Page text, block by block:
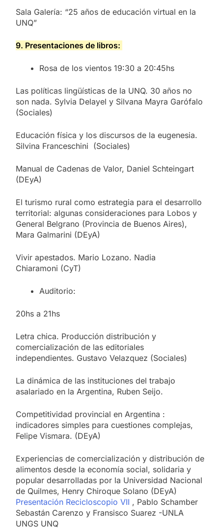
Sala Galería: “25 años de educación virtual en la
UNQ”
9. Presentaciones de libros:
Rosa de los vientos 19:30 a 20:45hs
Las políticas lingüísticas de la UNQ. 30 años no
son nada. Sylvia Delayel y Silvana Mayra Garófalo
(Sociales)
Educación física y los discursos de la eugenesia.
Silvina Franceschini (Sociales)
Manual de Cadenas de Valor, Daniel Schteingart
(DEyA)
El turismo rural como estrategia para el desarrollo
territorial: algunas consideraciones para Lobos y
General Belgrano (Provincia de Buenos Aires),
Mara Galmarini (DEyA)
Vivir apestados. Mario Lozano. Nadia
Chiaramoni (CyT)
Auditorio:
20hs a 21hs
Letra chica. Producción distribución y
comercialización de las editoriales
independientes. Gustavo Velazquez (Sociales)
La dinámica de las instituciones del trabajo
asalariado en la Argentina, Ruben Seijo.
Competitividad provincial en Argentina :
indicadores simples para cuestiones complejas,
Felipe Vismara. (DEyA)
Experiencias de comercialización y distribución de
alimentos desde la economía social, solidaria y
popular desarrolladas por la Universidad Nacional
de Quilmes, Henry Chiroque Solano (DEyA)
Presentación Recicloscopio VII , Pablo Schamber
Sebastán Carenzo y Fransisco Suarez -UNLA
UNGS UNQ